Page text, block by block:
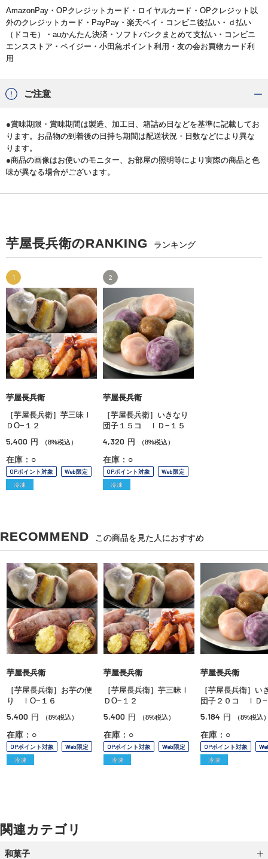
AmazonPay・OPクレジットカード・ロイヤルカード・OPクレジット以
外のクレジットカード・PayPay・楽天ペイ・コンビニ後払い・ｄ払い
（ドコモ）・auかんたん決済・ソフトバンクまとめて支払い・コンビニ
エンスストア・ペイジー・小田急ポイント利用・友の会お買物カード利
用
ご注意
●賞味期限・賞味期間は製造、加工日、箱詰め日などを基準に記載してお
ります。お品物の到着後の日持ち期間は配送状況・日数などにより異な
ります。
●商品の画像はお使いのモニター、お部屋の照明等により実際の商品と色
味が異なる場合がございます。
芋屋長兵衛のRANKING ランキング
1
芋屋長兵衛
［芋屋長兵衛］芋三昧Ｉ
ＤО−１２
5,400 円 （8%税込）
在庫：○
OPポイント対象
Web限定
冷凍
2
芋屋長兵衛
［芋屋長兵衛］いきなり
団子１５コ ＩＤ−１５
4,320 円 （8%税込）
在庫：○
OPポイント対象
Web限定
冷凍
RECOMMEND この商品を見た人におすすめ
芋屋長兵衛
［芋屋長兵衛］お芋の便
り ＩО−１６
5,400 円 （8%税込）
在庫：○
OPポイント対象
Web限定
冷凍
芋屋長兵衛
［芋屋長兵衛］芋三昧Ｉ
ＤО−１２
5,400 円 （8%税込）
在庫：○
OPポイント対象
Web限定
冷凍
芋屋長兵衛
［芋屋長兵衛］い
団子２０コ ＩＤ−
5,184 円 （8%税込
在庫：○
OPポイント対象
冷凍
関連カテゴリ
和菓子